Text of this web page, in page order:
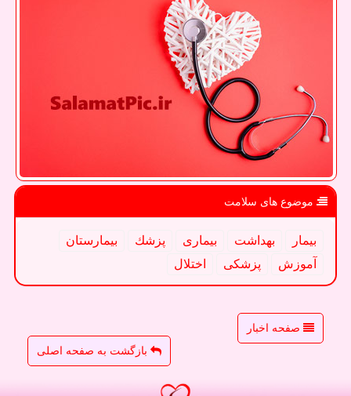
موضوع های سلامت
بیمار بهداشت بیماری پزشك
بیمارستان
آموزش
پزشكی اختلال
صفحه اخبار
بازگشت به صفحه اصلی